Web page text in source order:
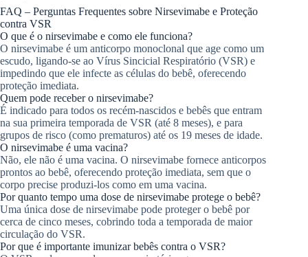
FAQ – Perguntas Frequentes sobre Nirsevimabe e Proteção
contra VSR
O que é o nirsevimabe e como ele funciona?
O nirsevimabe é um anticorpo monoclonal que age como um
escudo, ligando-se ao Vírus Sincicial Respiratório (VSR) e
impedindo que ele infecte as células do bebê, oferecendo
proteção imediata.
Quem pode receber o nirsevimabe?
É indicado para todos os recém-nascidos e bebês que entram
na sua primeira temporada de VSR (até 8 meses), e para
grupos de risco (como prematuros) até os 19 meses de idade.
O nirsevimabe é uma vacina?
Não, ele não é uma vacina. O nirsevimabe fornece anticorpos
prontos ao bebê, oferecendo proteção imediata, sem que o
corpo precise produzi-los como em uma vacina.
Por quanto tempo uma dose de nirsevimabe protege o bebê?
Uma única dose de nirsevimabe pode proteger o bebê por
cerca de cinco meses, cobrindo toda a temporada de maior
circulação do VSR.
Por que é importante imunizar bebês contra o VSR?